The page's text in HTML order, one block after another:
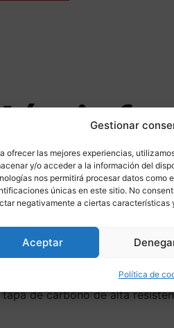
Gestionar
ofrecer las mejores experiencias,
y/o acceder a la información del
nos permitirá procesar datos como
únicas en este sitio. No
negativamente a ciertas características
Aceptar
Política de
para
de la moto, el escape slip-on
el look de su propia
línea que representa el
de carbono de alta